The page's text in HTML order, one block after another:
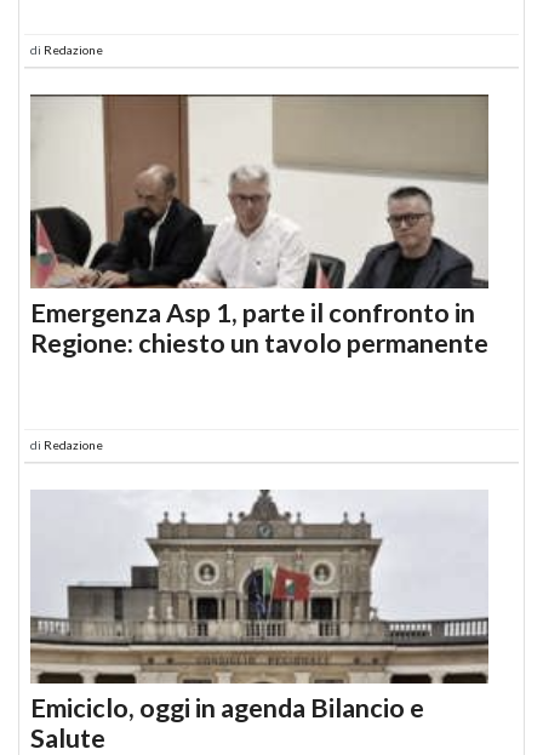
di Redazione
Emergenza Asp 1, parte il confronto in
Regione: chiesto un tavolo permanente
di Redazione
Emiciclo, oggi in agenda Bilancio e
Salute